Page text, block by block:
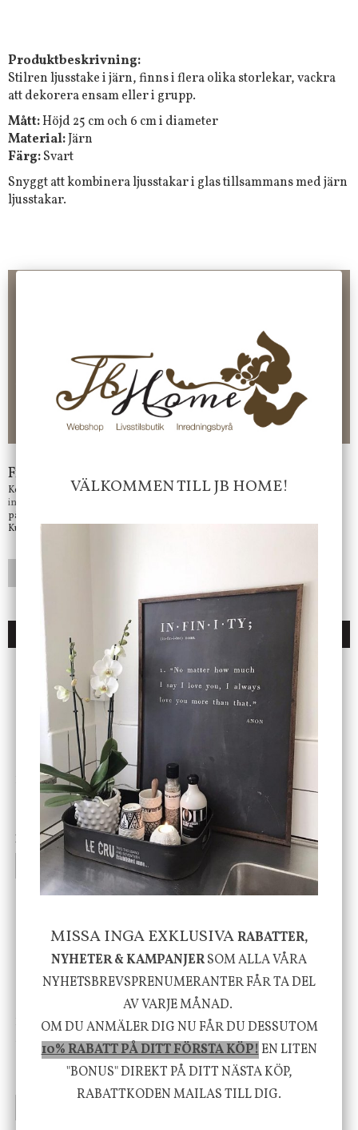
Produktbeskrivning:
Stilren ljusstake i järn, finns i flera olika storlekar, vackra
att dekorera ensam eller i grupp.
Mått:Höjd 25 cm och 6 cm i diameter
Material:Järn
Färg:Svart
Snyggt att kombinera ljusstakar i glas tillsammans med järn
ljusstakar.
Faktura 0 kr. Hos oss betalar du enkelt och smidigt med KLARNA
CHECKOUT. Välj själv hur du vill betala mellan alla Klarnas
betalningstjänster. Och du kan även välja PAYSON betalningstjänst.
Nöjda kunder och strävar efter att ha snabba leveranser!
-ligt Tack för att just Du tittar in hos Jb Home!
Frågor?
Kontakta oss på
info@jbhome.se
på mail så fort vi kan.
Kundtjänst telefontid öppet vardagar mellan 10.00 - 15.00
DU KANSKE OCKSÅ ÄR INTRESSERAD AV
ENDAST 1 ST KVAR I LAGER
DBKD
Cloudy kruka mini, vit
199 kr
INFO KÖP
Star Trading
Bordslampa Mushroom
vit, Utomhus
499 kr
KÖP
House Doctor
Skål, Hands marmor
-20%
Nicolas Vahé
Serveringsfat, Ostron,
Stengods
415 kr
VÄLKOMMEN TILL JB HOME!
MISSA INGA EXKLUSIVARABATTER,
NYHETER & KAMPANJERSOM ALLA VÅRA
NYHETSBREVSPRENUMERANTER FÅR TA DEL
AV VARJE MÅNAD.
OM DU ANMÄLER DIG NU FÅR DU DESSUTOM
10% RABATT PÅ DITT FÖRSTA KÖP!EN LITEN
"BONUS" DIREKT PÅ DITT NÄSTA KÖP,
RABATTKODEN MAILAS TILL DIG.